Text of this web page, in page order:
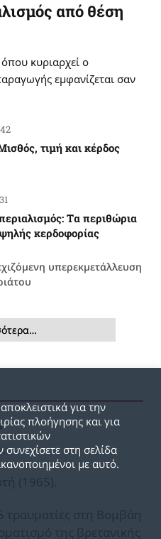
από θέση
κυριαρχεί ο
εμφανίζεται σαν
τιμή και κέρδος
Tα περιθώρια
κερδοφορίας
υπερεκμετάλλευση
(1965).
για την
πλοήγησης και για
στη σελίδα
με αυτό.